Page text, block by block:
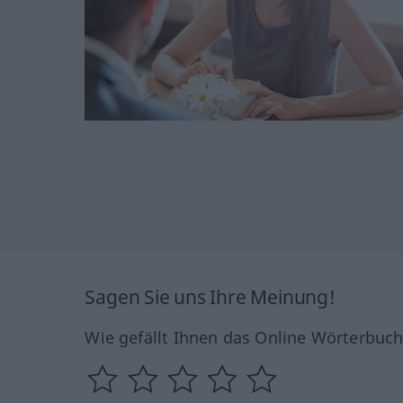
Sagen Sie uns Ihre Meinung!
Wie gefällt Ihnen das Online